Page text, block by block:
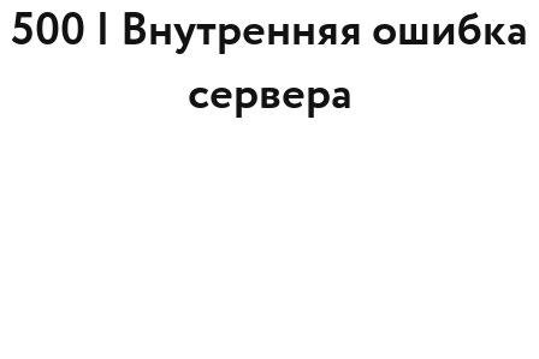
500 | Внутренняя ошибка
сервера